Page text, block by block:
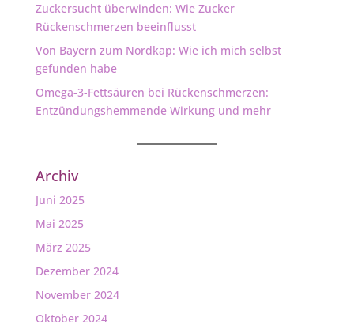
Zuckersucht überwinden: Wie Zucker
Rückenschmerzen beeinflusst
Von Bayern zum Nordkap: Wie ich mich selbst
gefunden habe
Omega-3-Fettsäuren bei Rückenschmerzen:
Entzündungshemmende Wirkung und mehr
Archiv
Juni 2025
Mai 2025
März 2025
Dezember 2024
November 2024
Oktober 2024